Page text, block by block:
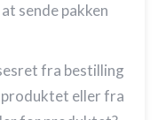
sende pakken
fra bestilling
eller fra